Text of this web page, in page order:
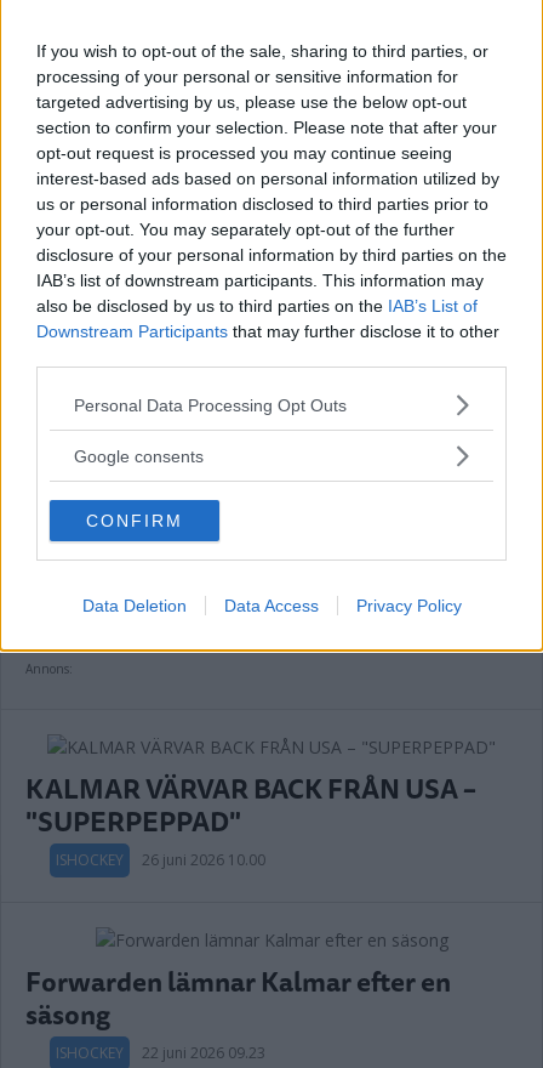
If you wish to opt-out of the sale, sharing to third parties, or
processing of your personal or sensitive information for
targeted advertising by us, please use the below opt-out
section to confirm your selection. Please note that after your
opt-out request is processed you may continue seeing
interest-based ads based on personal information utilized by
us or personal information disclosed to third parties prior to
your opt-out. You may separately opt-out of the further
disclosure of your personal information by third parties on the
IAB’s list of downstream participants. This information may
also be disclosed by us to third parties on the IAB’s List of
Downstream Participants that may further disclose it to other
Please note that this website/app uses one or more Google
not limited to your visit or usage behaviour. You may click to
use your data for below specified purposes in below Google
consent section.
Personal Data Processing Opt Outs
Google consents
CONFIRM
Data Deletion Data Access Privacy Policy
Nykomlingens värvningskalas går inte
av för hackor – KHC-duo ansluter
ISHOCKEY 21 juli 2026 17.00
Annons:
VH BEVILJAS ELITLICENS – FÅR
DISPENS FRÅN ARENAKRAVET
ISHOCKEY 06 juli 2026 20.05
LÅNET BEKRÄFTAT – HAN ANSLUTER
TILL VIMMERBY
29 juni 2026 11.15
Annons:
KALMAR VÄRVAR BACK FRÅN USA –
"SUPERPEPPAD"
ISHOCKEY 26 juni 2026 10.00
Forwarden lämnar Kalmar efter en
säsong
ISHOCKEY 22 juni 2026 09.23